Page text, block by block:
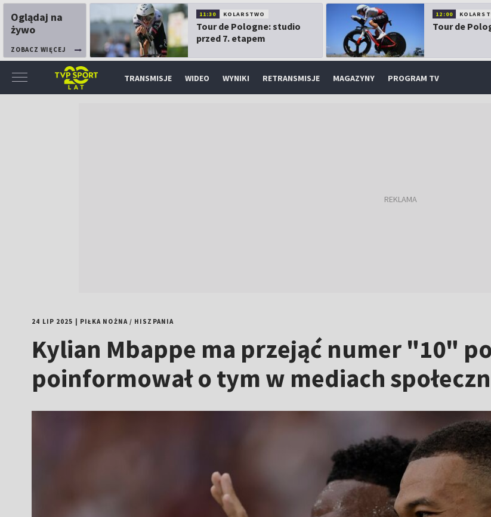
Oglądaj na
żywo
ZOBACZ WIĘCEJ
11:30 KOLARSTWO
Tour de Pologne: studio
przed 7. etapem
12:00
Tour de
TRANSMISJE WIDEO WYNIKI RETRANSMISJE MAGAZYNY PROGRAM TV
24 LIP 2025 PIŁKA NOŻNA/ HISZPANIA
Kylian Mbappe ma przejąć numer "10"
poinformował o tym w mediach